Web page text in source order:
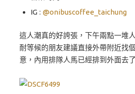
IG : @onibuscoffee_taichung
這人潮真的好誇張，下午兩點一堆
耐等候的朋友建議直接外帶附近找
意，內用排隊人馬已經排到外面去了